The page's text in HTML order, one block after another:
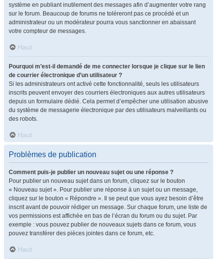
système en publiant inutilement des messages afin d’augmenter votre rang
sur le forum. Beaucoup de forums ne toléreront pas ce procédé et un
administrateur ou un modérateur pourra vous sanctionner en abaissant
votre compteur de messages.
Haut
Pourquoi m’est-il demandé de me connecter lorsque je clique sur le lien
de courrier électronique d’un utilisateur ?
Si les administrateurs ont activé cette fonctionnalité, seuls les utilisateurs
inscrits peuvent envoyer des courriers électroniques aux autres utilisateurs
depuis un formulaire dédié. Cela permet d’empêcher une utilisation abusive
du système de messagerie électronique par des utilisateurs malveillants ou
des robots.
Haut
Problèmes de publication
Comment puis-je publier un nouveau sujet ou une réponse ?
Pour publier un nouveau sujet dans un forum, cliquez sur le bouton
« Nouveau sujet ». Pour publier une réponse à un sujet ou un message,
cliquez sur le bouton « Répondre ». Il se peut que vous ayez besoin d’être
inscrit avant de pouvoir rédiger un message. Sur chaque forum, une liste de
vos permissions est affichée en bas de l’écran du forum ou du sujet. Par
exemple : vous pouvez publier de nouveaux sujets dans ce forum, vous
pouvez transférer des pièces jointes dans ce forum, etc.
Haut